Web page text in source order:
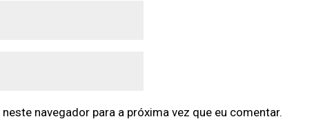
navegador para a próxima vez que eu comentar.